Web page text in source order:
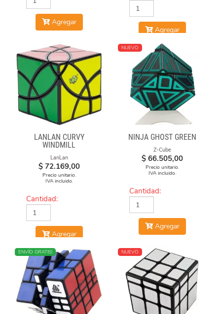
Agregar
Agregar
LANLAN CURVY
WINDMILL
LanLan
$ 72.169,00
Precio unitario.
IVA incluido.
Cantidad:
Agregar
NUEVO
NINJA GHOST GREEN
Z-Cube
$ 66.505,00
Precio unitario.
IVA incluido.
Cantidad:
Agregar
NUEVO
ENVÍO GRATIS! NUEVO